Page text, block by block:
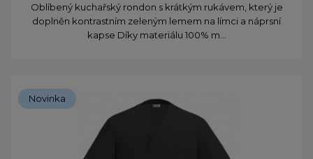
​Oblíbený kuchařský rondon s krátkým rukávem, který je
doplněn kontrastním zeleným lemem na límci a náprsní
kapse Díky materiálu 100% m...
Novinka